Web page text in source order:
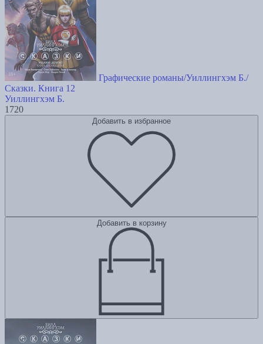
Графические романы/Уиллингхэм Б./
Сказки. Книга 12
Уиллингхэм Б.
1720
Добавить в избранное
Добавить в корзину